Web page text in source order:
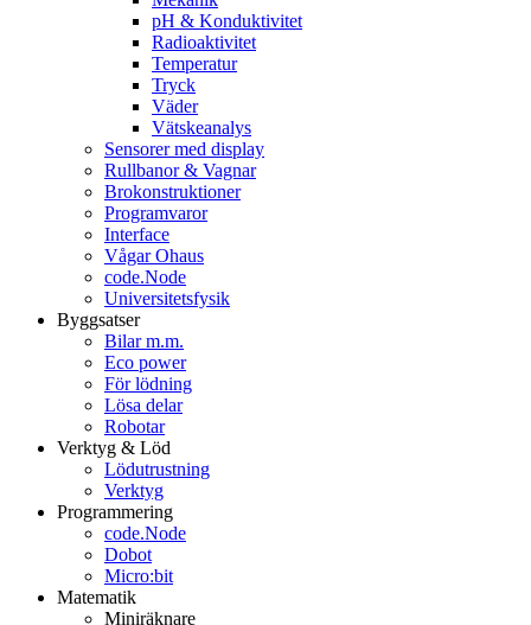
pH & Konduktivitet
Radioaktivitet
Temperatur
Tryck
Väder
Vätskeanalys
Sensorer med display
Rullbanor & Vagnar
Brokonstruktioner
Programvaror
Interface
Vågar Ohaus
code.Node
Universitetsfysik
Byggsatser
Bilar m.m.
Eco power
För lödning
Lösa delar
Robotar
Verktyg & Löd
Lödutrustning
Verktyg
Programmering
code.Node
Dobot
Micro:bit
Matematik
Miniräknare